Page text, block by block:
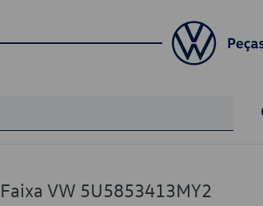
Faixa VW 5U5853413MY2